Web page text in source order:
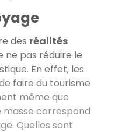
des réalités
ne pas réduire le
En effet, les
faire du tourisme
même que
masse correspond
Quelles sont